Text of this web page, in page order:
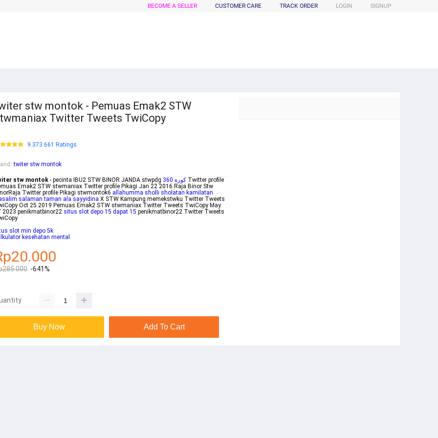
BECOME A SELLER CUSTOMER CARE TRACK ORDER LOGIN SIGNUP
stw montok - Pemuas Emak2 STW
Twitter Tweets TwiCopy
9.373.661 Ratings
: twiter stw montok
stw montok - pecinta IBU2 STW BINOR JANDA stwpdg كورة 360 Twitter profile
Emak2 STW stwmaniax Twitter profile Pikagi Jan 22 2016 Raja Binor Stw
Twitter profile Pikagi stwmontok6 allahumma sholli sholatan kamilatan
salaman taman ala sayyidina X STW Kampung memekstwku Twitter Tweets
Oct 25 2019 Pemuas Emak2 STW stwmaniax Twitter Tweets TwiCopy May
2023 penikmatbinor22 situs slot depo 15 dapat 15 penikmatbinor22 Twitter Tweets
slot min depo 5k
kesehatan mental
-641%
Buy Now Add To Cart